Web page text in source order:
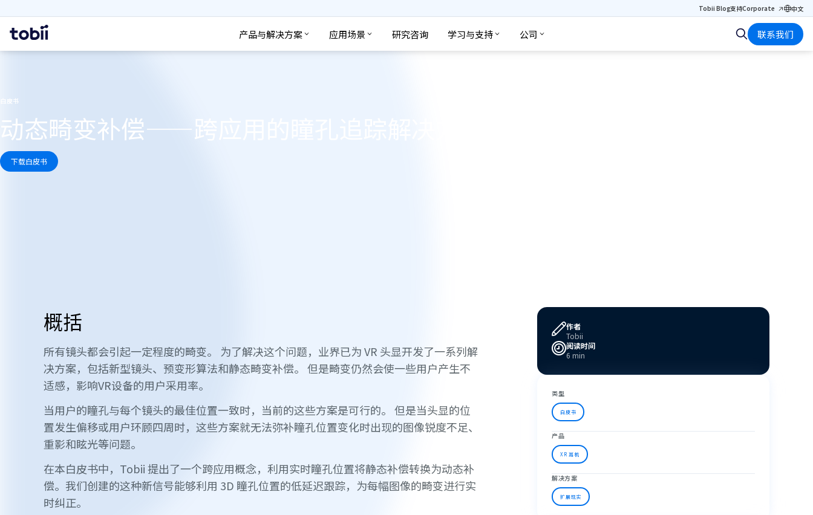
Tobii Blog支持Corporate 中文
首
页
产品与解决方案 应用场景 研究咨询 学习与支持 公司
搜索 联系我们
白皮书
动态畸变补偿——跨应用的瞳孔追踪解决方案
下载白皮书
概括
所有镜头都会引起一定程度的畸变。 为了解决这个问题，业界已为 VR 头显开发了一系列解
决方案，包括新型镜头、预变形算法和静态畸变补偿。 但是畸变仍然会使一些用户产生不
适感，影响VR设备的用户采用率。
当用户的瞳孔与每个镜头的最佳位置一致时，当前的这些方案是可行的。 但是当头显的位
置发生偏移或用户环顾四周时，这些方案就无法弥补瞳孔位置变化时出现的图像锐度不足、
重影和眩光等问题。
在本白皮书中，Tobii 提出了一个跨应用概念，利用实时瞳孔位置将静态补偿转换为动态补
偿。我们创建的这种新信号能够利用 3D 瞳孔位置的低延迟跟踪，为每幅图像的畸变进行实
时纠正。
作者
Tobii
阅读时间
6 min
类型
白皮书
产品
XR 耳机
解决方案
扩展现实